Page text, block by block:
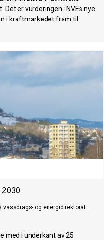
Det er vurderingen i NVEs nye
i kraftmarkedet fram til
vassdrags- og energidirektorat
med i underkant av 25